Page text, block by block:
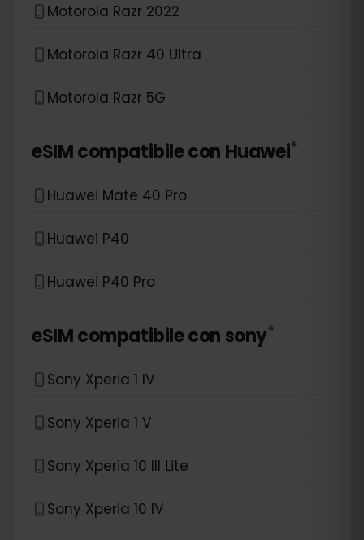
Motorola Razr 2022
Motorola Razr 40 Ultra
Motorola Razr 5G
eSIM compatibile con Huawei*
Huawei Mate 40 Pro
Huawei P40
Huawei P40 Pro
eSIM compatibile con sony*
Sony Xperia 1 IV
Sony Xperia 1 V
Sony Xperia 10 III Lite
Sony Xperia 10 IV